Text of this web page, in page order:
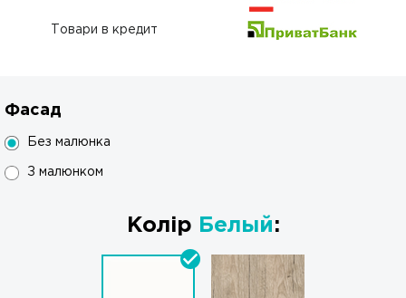
Товари в кредит
Фасад
Без малюнка
З малюнком
Колір Белый: